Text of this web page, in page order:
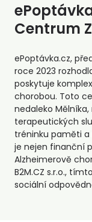
Centrum
ePoptávka.cz,
roce 2023
poskytuje
chorobou. Toto
nedaleko
terapeutických
tréninku paměti
je nejen finanční
Alzheimerově
B2M.CZ s.r.o.,
sociální